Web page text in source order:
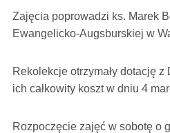
Zajęcia poprowadzi ks. Marek
Ewangelicko-Augsburskiej w
Rekolekcje otrzymały dotację z
ich całkowity koszt w dniu 4
Rozpoczęcie zajęć w sobotę o